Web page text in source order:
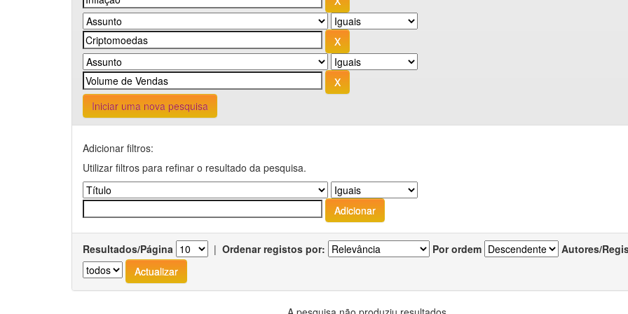
Iniciar uma nova pesquisa
Adicionar filtros:
Utilizar filtros para refinar o resultado da pesquisa.
Resultados/Página | Ordenar registos por: Por ordem Autores/